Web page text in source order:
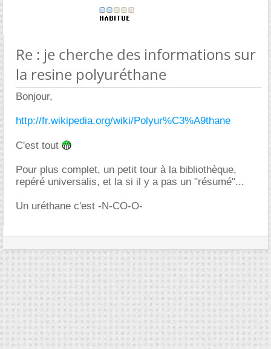
Re : je cherche des informations sur
la resine polyuréthane
Bonjour,
http://fr.wikipedia.org/wiki/Polyur%C3%A9thane
C'est tout
Pour plus complet, un petit tour à la bibliothèque,
repéré universalis, et la si il y a pas un "résumé"...
Un uréthane c'est -N-CO-O-